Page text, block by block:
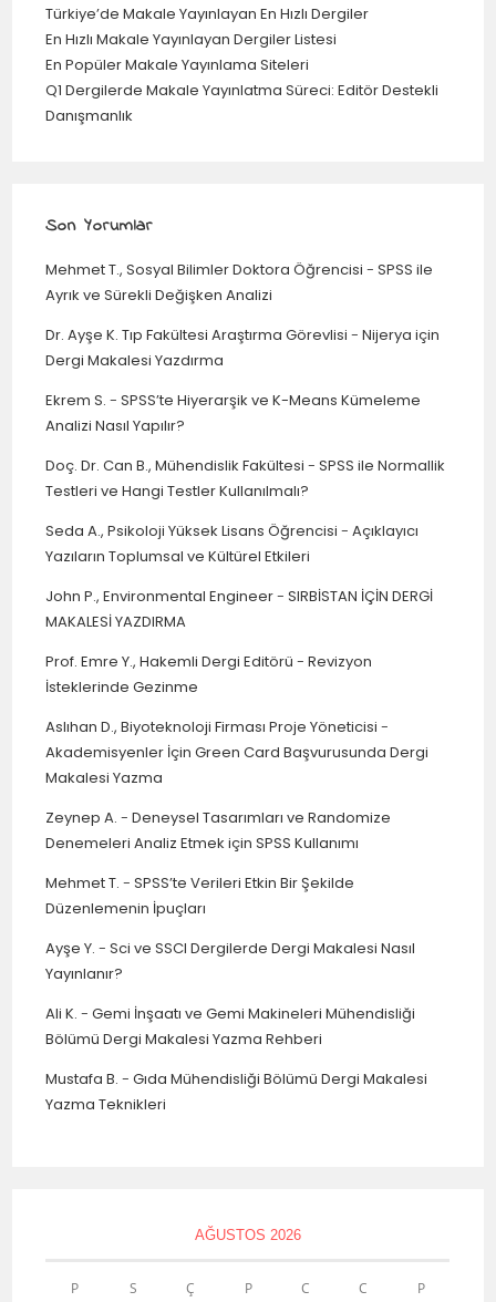
Türkiye’de Makale Yayınlayan En Hızlı Dergiler
En Hızlı Makale Yayınlayan Dergiler Listesi
En Popüler Makale Yayınlama Siteleri
Q1 Dergilerde Makale Yayınlatma Süreci: Editör Destekli
Danışmanlık
Son Yorumlar
Mehmet T., Sosyal Bilimler Doktora Öğrencisi -SPSS ile
Ayrık ve Sürekli Değişken Analizi
Dr. Ayşe K. Tıp Fakültesi Araştırma Görevlisi -Nijerya için
Dergi Makalesi Yazdırma
Ekrem S. -SPSS’te Hiyerarşik ve K-Means Kümeleme
Analizi Nasıl Yapılır?
Doç. Dr. Can B., Mühendislik Fakültesi -SPSS ile Normallik
Testleri ve Hangi Testler Kullanılmalı?
Seda A., Psikoloji Yüksek Lisans Öğrencisi -Açıklayıcı
Yazıların Toplumsal ve Kültürel Etkileri
John P., Environmental Engineer-SIRBİSTAN İÇİN DERGİ
MAKALESİ YAZDIRMA
Prof. Emre Y., Hakemli Dergi Editörü -Revizyon
İsteklerinde Gezinme
Aslıhan D., Biyoteknoloji Firması Proje Yöneticisi -
Akademisyenler İçin Green Card Başvurusunda Dergi
Makalesi Yazma
Zeynep A. -Deneysel Tasarımları ve Randomize
Denemeleri Analiz Etmek için SPSS Kullanımı
Mehmet T. -SPSS’te Verileri Etkin Bir Şekilde
Düzenlemenin İpuçları
Ayşe Y. -Sci ve SSCI Dergilerde Dergi Makalesi Nasıl
Yayınlanır?
Ali K. -Gemi İnşaatı ve Gemi Makineleri Mühendisliği
Bölümü Dergi Makalesi Yazma Rehberi
Mustafa B. -Gıda Mühendisliği Bölümü Dergi Makalesi
Yazma Teknikleri
AĞUSTOS 2026
P S Ç P C C P